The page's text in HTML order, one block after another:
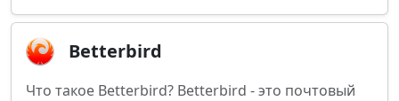
Betterbird
Что такое Betterbird? Betterbird - это почтовый